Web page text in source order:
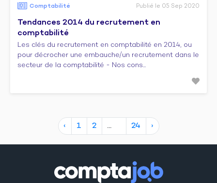
Comptabilité Publié le 05 Sep 2020
Tendances 2014 du recrutement en
comptabilité
Les clés du recrutement en comptabilité en 2014, ou
pour décrocher une embauche/un recrutement dans le
secteur de la comptabilité - Nos cons...
‹ 1
2
10
21
24 ›